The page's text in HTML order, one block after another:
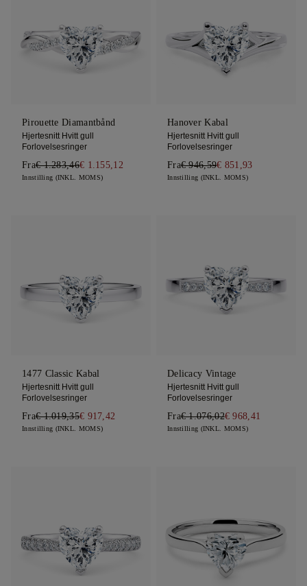
Pirouette Diamantbånd
Hjertesnitt Hvitt gull
Forlovelsesringer
Fra€ 1.283,46€ 1.155,12
Innstilling (INKL. MOMS)
Hanover Kabal
Hjertesnitt Hvitt gull
Forlovelsesringer
Fra€ 946,59€ 851,93
Innstilling (INKL. MOMS)
1477 Classic Kabal
Hjertesnitt Hvitt gull
Forlovelsesringer
Fra€ 1.019,35€ 917,42
Innstilling (INKL. MOMS)
Delicacy Vintage
Hjertesnitt Hvitt gull
Forlovelsesringer
Fra€ 1.076,02€ 968,41
Innstilling (INKL. MOMS)